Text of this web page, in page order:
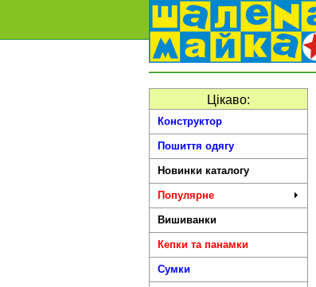
Цікаво:
Конструктор
Пошиття одягу
Новинки каталогу
Популярне
Вишиванки
Кепки та панамки
Сумки